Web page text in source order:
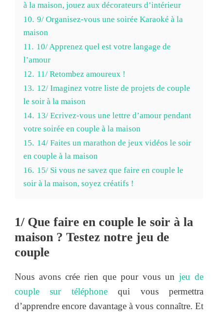
à la maison, jouez aux décorateurs d’intérieur
10. 9/ Organisez-vous une soirée Karaoké à la
maison
11. 10/ Apprenez quel est votre langage de
l’amour
12. 11/ Retombez amoureux !
13. 12/ Imaginez votre liste de projets de couple
le soir à la maison
14. 13/ Ecrivez-vous une lettre d’amour pendant
votre soirée en couple à la maison
15. 14/ Faites un marathon de jeux vidéos le soir
en couple à la maison
16. 15/ Si vous ne savez que faire en couple le
soir à la maison, soyez créatifs !
1/ Que faire en couple le soir à la
maison ? Testez notre jeu de
couple
Nous avons crée rien que pour vous un jeu de
couple sur téléphonequi vous permettra
d’apprendre encore davantage à vous connaître. Et